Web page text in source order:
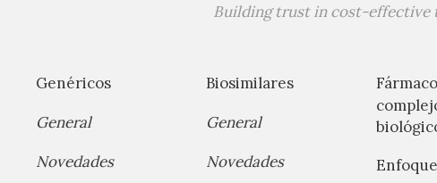
Building trust in cost-effective
Genéricos
General
Novedades
Biosimilares
General
Novedades